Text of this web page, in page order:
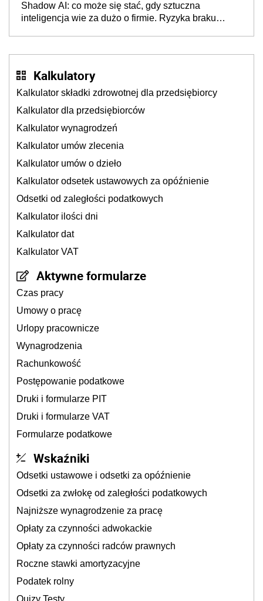
Shadow AI: co może się stać, gdy sztuczna
inteligencja wie za dużo o firmie. Ryzyka braku
Kalkulatory
Kalkulator składki zdrowotnej dla przedsiębiorcy
Kalkulator dla przedsiębiorców
Kalkulator wynagrodzeń
Kalkulator umów zlecenia
Kalkulator umów o dzieło
Kalkulator odsetek ustawowych za opóźnienie
Odsetki od zaległości podatkowych
Kalkulator ilości dni
Kalkulator dat
Kalkulator VAT
Aktywne formularze
Czas pracy
Umowy o pracę
Urlopy pracownicze
Wynagrodzenia
Rachunkowość
Postępowanie podatkowe
Druki i formularze PIT
Druki i formularze VAT
Formularze podatkowe
Wskaźniki
Odsetki ustawowe i odsetki za opóźnienie
Odsetki za zwłokę od zaległości podatkowych
Najniższe wynagrodzenie za pracę
Opłaty za czynności adwokackie
Opłaty za czynności radców prawnych
Roczne stawki amortyzacyjne
Podatek rolny
Quizy Testy